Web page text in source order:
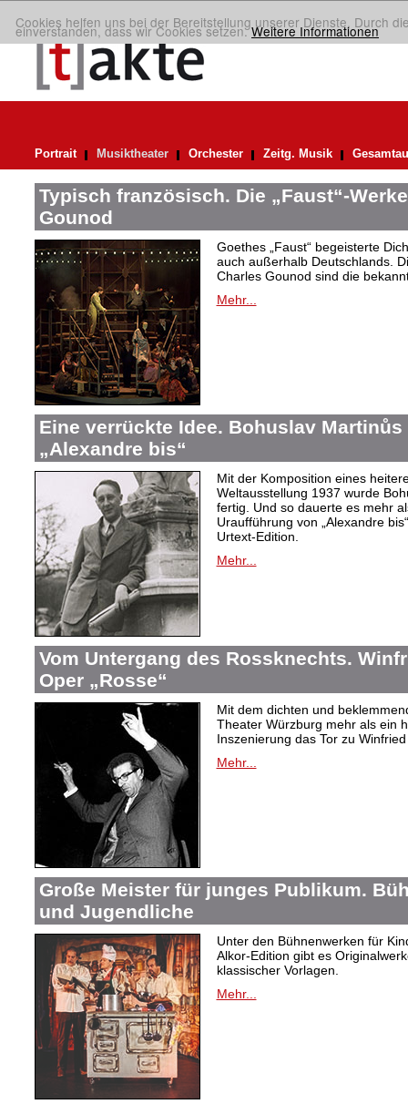
Cookies helfen uns bei der Bereitstellung unserer Dienste. Durch
einverstanden, dass wir Cookies setzen.Weitere Informationen
Portrait Musiktheater Orchester Zeitg. Musik
Typisch französisch. Die „Faust“-
Gounod
Goethes „Faust“ begeisterte
auch außerhalb Deutschlands.
Charles Gounod sind die
Mehr...
Eine verrückte Idee. Bohuslav
„Alexandre bis“
Mit der Komposition eines
Weltausstellung 1937 wurde
fertig. Und so dauerte es mehr
Uraufführung von „Alexandre
Urtext-Edition.
Mehr...
Vom Untergang des Rossknechts.
Oper „Rosse“
Mit dem dichten und
Theater Würzburg mehr als ein
Inszenierung das Tor zu
Mehr...
Große Meister für junges Publikum.
und Jugendliche
Unter den Bühnenwerken für
Alkor-Edition gibt es
klassischer Vorlagen.
Mehr...